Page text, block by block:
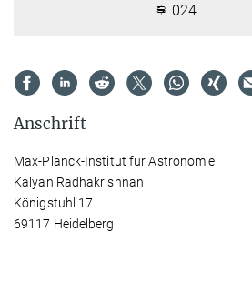
024
Anschrift
Max-Planck-Institut für Astronomie
Kalyan Radhakrishnan
Königstuhl 17
69117 Heidelberg